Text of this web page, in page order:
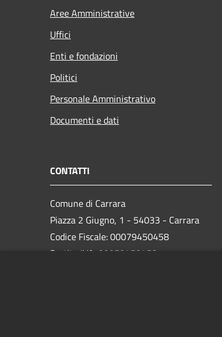
Aree Amministrative
Uffici
Enti e fondazioni
Politici
Personale Amministrativo
Documenti e dati
CONTATTI
Comune di Carrara
Piazza 2 Giugno, 1 - 54033 - Carrara
Codice Fiscale: 00079450458
Partita IVA: 00079450458